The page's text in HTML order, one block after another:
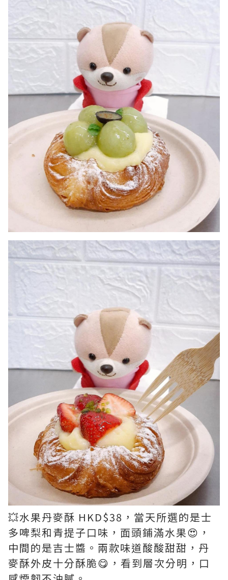
💥水果丹麥酥 HKD$38，當天所選的是士
多啤梨和青提子口味，面頭鋪滿水果😍，
中間的是吉士醬。兩款味道酸酸甜甜，丹
麥酥外皮十分酥脆😋，看到層次分明，口